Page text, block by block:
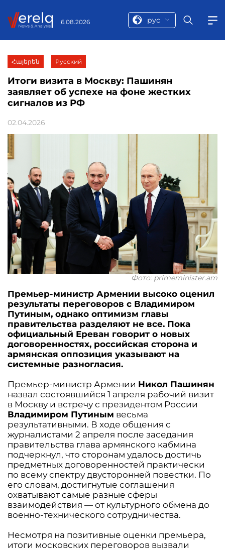
6.08.2026 рус
Հայերեն Русский
Итоги визита в Москву: Пашинян
заявляет об успехе на фоне жестких
сигналов из РФ
02.04.2026
Фото: primeminister.am
Премьер-министр Армении высоко оценил
результаты переговоров с Владимиром
Путиным, однако оптимизм главы
правительства разделяют не все. Пока
официальный Ереван говорит о новых
договоренностях, российская сторона и
армянская оппозиция указывают на
системные разногласия.
Премьер-министр Армении Никол Пашинян
назвал состоявшийся 1 апреля рабочий визит
в Москву и встречу с президентом России
Владимиром Путиным весьма
результативными. В ходе общения с
журналистами 2 апреля после заседания
правительства глава армянского кабмина
подчеркнул, что сторонам удалось достичь
предметных договоренностей практически
по всему спектру двусторонней повестки. По
его словам, достигнутые соглашения
охватывают самые разные сферы
взаимодействия — от культурного обмена до
военно-технического сотрудничества.
Несмотря на позитивные оценки премьера,
итоги московских переговоров вызвали